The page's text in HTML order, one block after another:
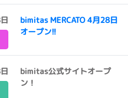
bimitas MERCATO 4月28日
オープン!!
bimitas公式サイトオープ
ン！